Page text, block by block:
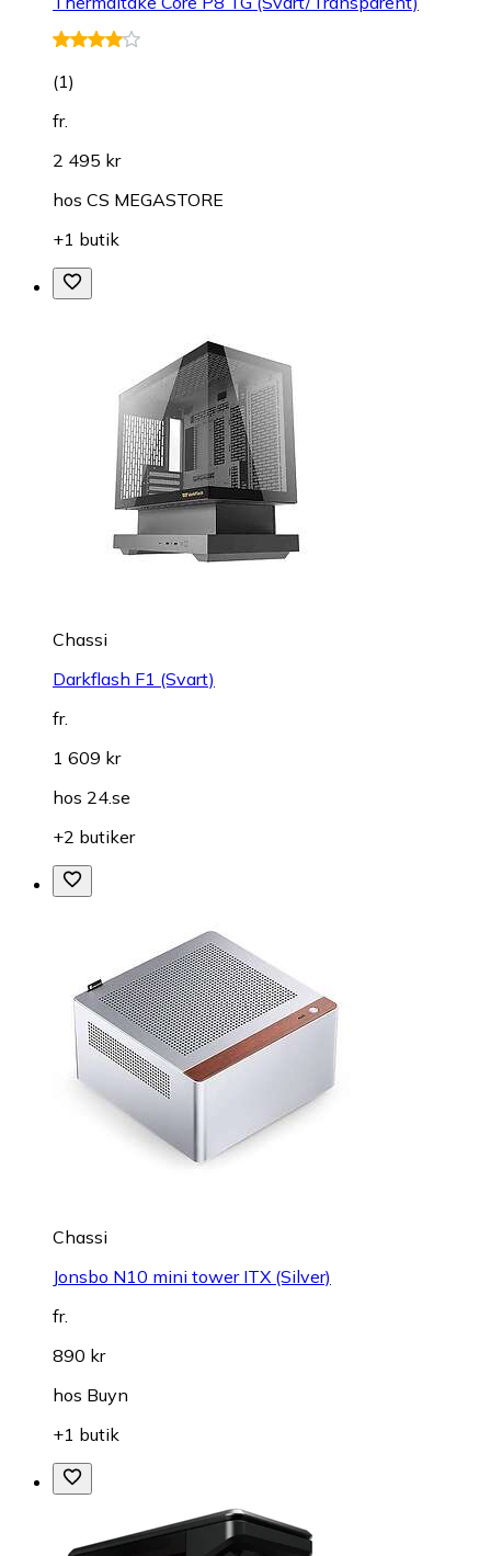
(1)
fr.
2 495 kr
hos CS MEGASTORE
+1 butik
Chassi
Darkflash F1 (Svart)
fr.
1 609 kr
hos 24.se
+2 butiker
Chassi
Jonsbo N10 mini tower ITX (Silver)
fr.
890 kr
hos Buyn
+1 butik